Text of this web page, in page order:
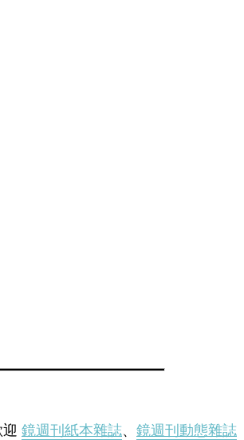
鏡週刊紙本雜誌、 鏡週刊動態雜誌